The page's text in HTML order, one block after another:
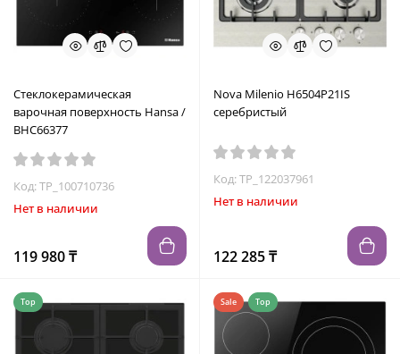
Стеклокерамическая
варочная поверхность Hansa /
BHC66377
Код: TP_100710736
Нет в наличии
119 980 ₸
Nova Milenio H6504P21IS
серебристый
Код: TP_122037961
Нет в наличии
122 285 ₸
Top Sale Top